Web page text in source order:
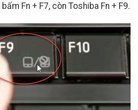
Fn + F7, còn Toshiba Fn + F9.